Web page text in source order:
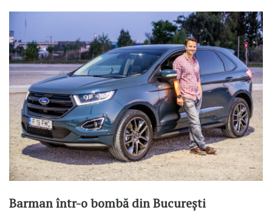
Barman într-o bombă din București